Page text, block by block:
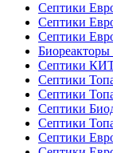
Септики
Септики
Септики
Биореакторы
Септики
Септики
Септики
Септики
Септики
Септики